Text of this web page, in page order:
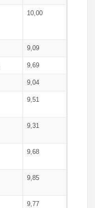
10,00
9,09
9,69
9,04
9,51
9,31
9,68
9,85
9,77